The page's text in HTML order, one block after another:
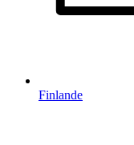
Finlande